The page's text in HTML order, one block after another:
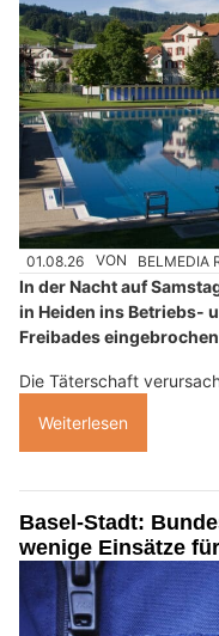
01.08.26 VON BELMEDIA
In der Nacht auf
in Heiden ins Betriebs-
Freibades
Die Täterschaft
Weiterlesen
Basel-Stadt:
wenige Einsätze